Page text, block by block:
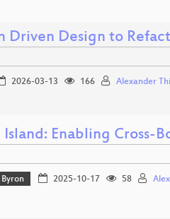
Driven Design to
2026-03-13 166 Alexander
Island: Enabling
2025-10-17 58